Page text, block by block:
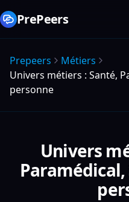
PrePeers
Prepeers
Métiers
Univers métiers : Santé,
personne
Univers
Paramédical,